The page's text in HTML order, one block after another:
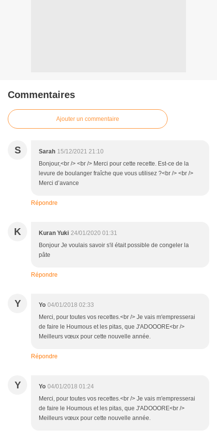
Commentaires
Ajouter un commentaire
S Sarah 15/12/2021 21:10
Bonjour,<br /> <br /> Merci pour cette recette. Est-ce de la
levure de boulanger fraîche que vous utilisez ?<br /> <br />
Merci d’avance
Répondre
K Kuran Yuki 24/01/2020 01:31
Bonjour Je voulais savoir s'il était possible de congeler la
pâte
Répondre
Y Yo 04/01/2018 02:33
Merci, pour toutes vos recettes.<br /> Je vais m'empresserai
de faire le Houmous et les pitas, que J'ADOOORE<br />
Meilleurs vœux pour cette nouvelle année.
Répondre
Y Yo 04/01/2018 01:24
Merci, pour toutes vos recettes.<br /> Je vais m'empresserai
de faire le Houmous et les pitas, que J'ADOOORE<br />
Meilleurs vœux pour cette nouvelle année.